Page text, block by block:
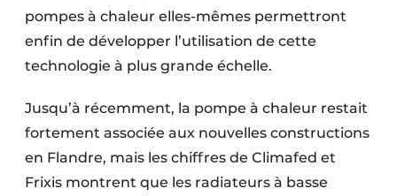
pompes à chaleur elles-mêmes permettront
enfin de développer l’utilisation de cette
technologie à plus grande échelle.
Jusqu’à récemment, la pompe à chaleur restait
fortement associée aux nouvelles constructions
en Flandre, mais les chiffres de Climafed et
Frixis montrent que les radiateurs à basse